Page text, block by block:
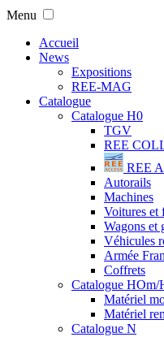
Menu
Accueil
News
Expositions
REE-MAG
Catalogue
Catalogue H0
TGV
REE
REE
Autorails
Machines
Voitures et
Wagons et
Véhicules
Armée
Coffrets
Catalogue HOm/
Matériel
Matériel
Catalogue N